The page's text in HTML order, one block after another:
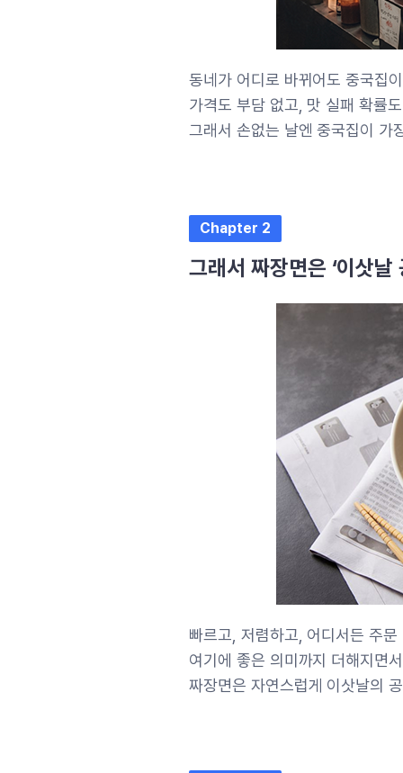
동네가 어디로 바뀌어도 중국집
가격도 부담 없고, 맛 실패 확률
그래서 손없는 날엔 중국집이 가
Chapter 2
그래서 짜장면은 ‘이삿날
빠르고, 저렴하고, 어디서든 주문
여기에 좋은 의미까지 더해지면서
짜장면은 자연스럽게 이삿날의